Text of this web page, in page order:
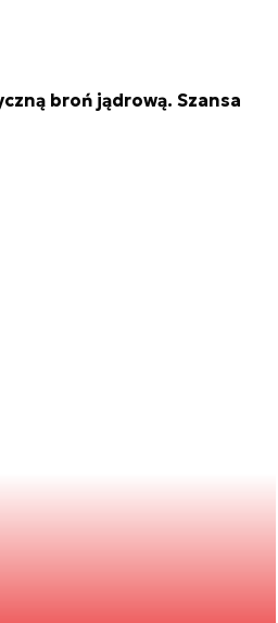
broń jądrową. Szansa